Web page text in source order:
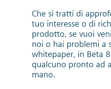
Che si tratti di
tuo interesse o di
prodotto, se vuoi
noi o hai problemi a
whitepaper, in Beta
qualcuno pronto ad
mano.